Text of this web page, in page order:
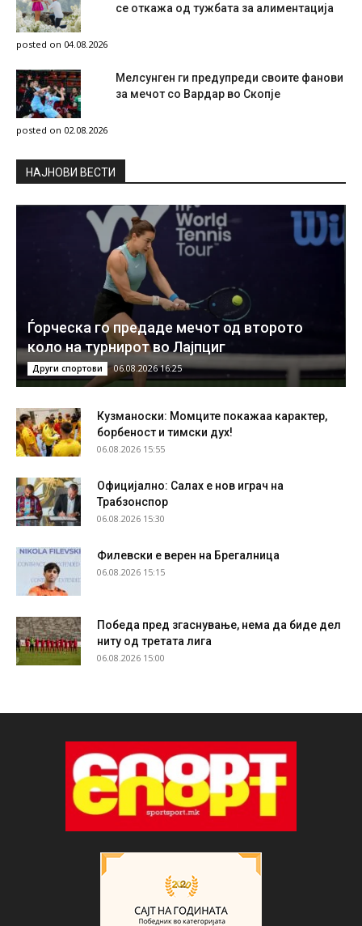
се откажа од тужбата за алиментација
posted on 04.08.2026
Мелсунген ги предупреди своите фанови
за мечот со Вардар во Скопје
posted on 02.08.2026
НAЈНОВИ ВЕСТИ
Ѓорческа го предаде мечот од второто
коло на турнирот во Лајпциг
Други спортови 06.08.2026 16:25
Кузманоски: Момците покажаа карактер,
борбеност и тимски дух!
06.08.2026 15:55
Официјално: Салах е нов играч на
Трабзонспор
06.08.2026 15:30
Филевски е верен на Брегалница
06.08.2026 15:15
Победа пред згаснување, нема да биде дел
ниту од третата лига
06.08.2026 15:00